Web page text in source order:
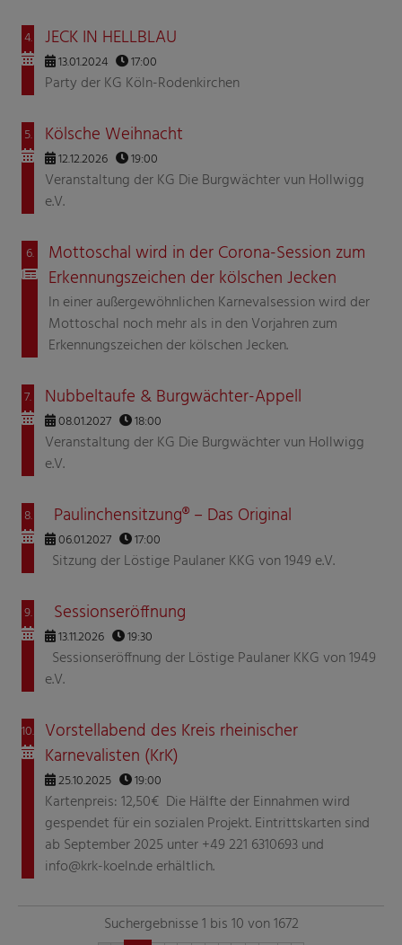
4. JECK IN HELLBLAU
13.01.2024 17:00
Party der KG Köln-Rodenkirchen
5. Kölsche Weihnacht
12.12.2026 19:00
Veranstaltung der KG Die Burgwächter vun Hollwigg
e.V.
6.
Mottoschal wird in der Corona-Session zum
Erkennungszeichen der kölschen Jecken
In einer außergewöhnlichen Karnevalsession wird der
Mottoschal noch mehr als in den Vorjahren zum
Erkennungszeichen der kölschen Jecken.
7. Nubbeltaufe & Burgwächter-Appell
08.01.2027 18:00
Veranstaltung der KG Die Burgwächter vun Hollwigg
e.V.
8. Paulinchensitzung® – Das Original
06.01.2027 17:00
Sitzung der Löstige Paulaner KKG von 1949 e.V.
9. Sessionseröffnung
13.11.2026 19:30
Sessionseröffnung der Löstige Paulaner KKG von 1949
e.V.
10. Vorstellabend des Kreis rheinischer
Karnevalisten (KrK)
25.10.2025 19:00
Kartenpreis: 12,50€ Die Hälfte der Einnahmen wird
gespendet für ein sozialen Projekt. Eintrittskarten sind
ab September 2025 unter +49 221 6310693 und
info@krk-koeln.de erhältlich.
Suchergebnisse 1 bis 10 von 1672